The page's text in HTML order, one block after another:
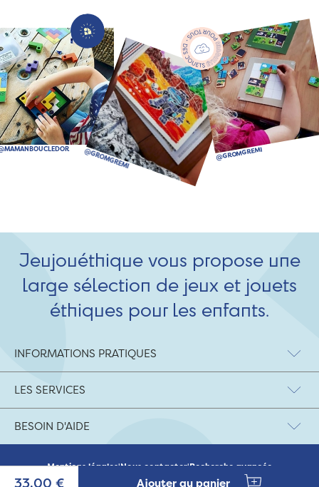
33,00 € Ajouter au panier
Jeujouéthique vous propose une
large sélection de jeux et jouets
éthiques pour les enfants.
INFORMATIONS PRATIQUES
LES SERVICES
BESOIN D'AIDE
Mentions légales|Nous contacter|Recherche avancée
© 2026 Jeujouethique.com - création UX/UI :
Agence Hypersthène